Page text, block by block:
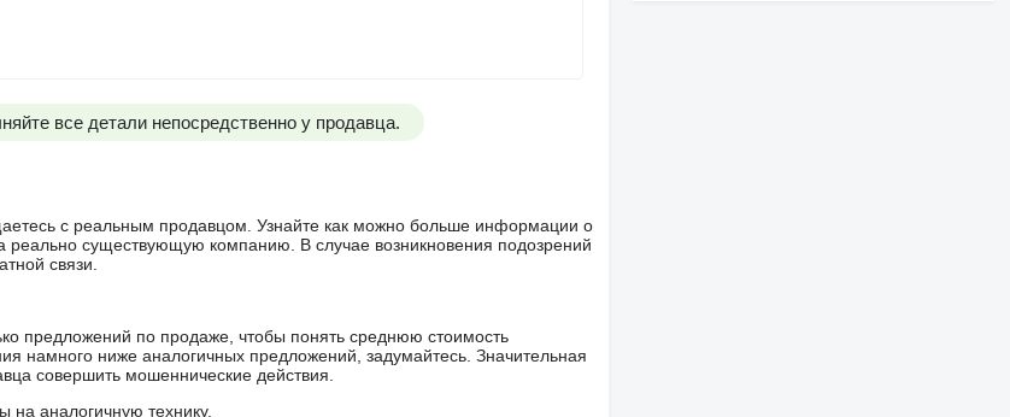
все детали непосредственно у продавца.
с реальным продавцом. Узнайте как можно больше информации о
реально существующую компанию. В случае возникновения подозрений
связи.
предложений по продаже, чтобы понять среднюю стоимость
намного ниже аналогичных предложений, задумайтесь. Значительная
совершить мошеннические действия.
на аналогичную технику.